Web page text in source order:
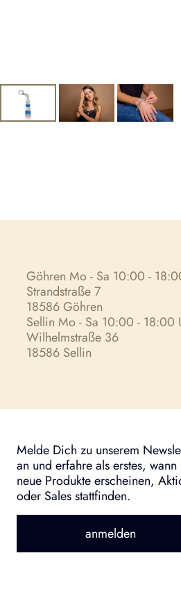
Göhren Mo - Sa 10:00 -
Strandstraße 7
18586 Göhren
Sellin Mo - Sa 10:00 - 18:00
Wilhelmstraße 36
18586 Sellin
Melde Dich zu unserem
an und erfahre als erstes, wann
neue Produkte erscheinen,
oder Sales stattfinden.
anmelden